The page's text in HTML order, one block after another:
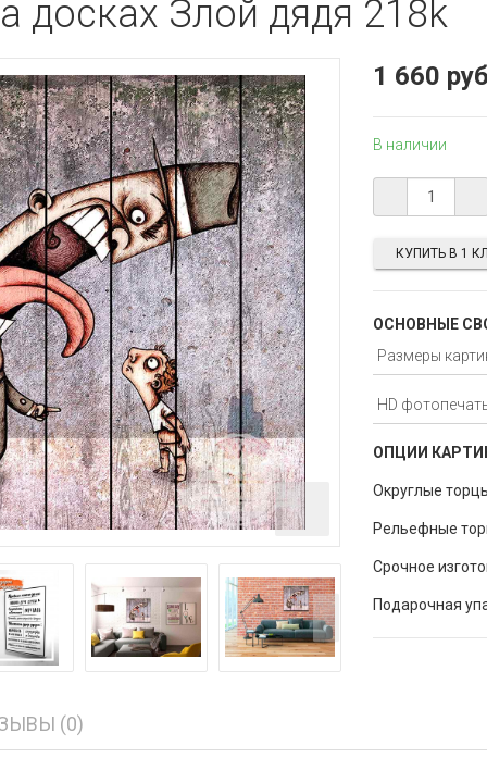
досках Злой дядя 218k
1 660 руб
В наличии
ОСНОВНЫЕ
ОПЦИИ
Округлые
Рельефные
Срочное
Подарочная
КУПИТЬ В 1
(0)